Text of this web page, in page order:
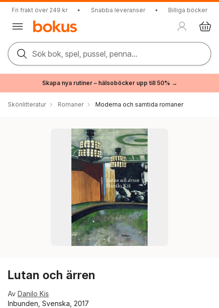
Fri frakt över 249 kr • Snabba leveranser • Billiga böcker
Sök bok, spel, pussel, penna...
Skapa nya rutiner – hälsoböcker upp till 50% →
Skönlitteratur Romaner Moderna och samtida romaner
Lutan och ärren
Av Danilo Kis
Inbunden, Svenska, 2017